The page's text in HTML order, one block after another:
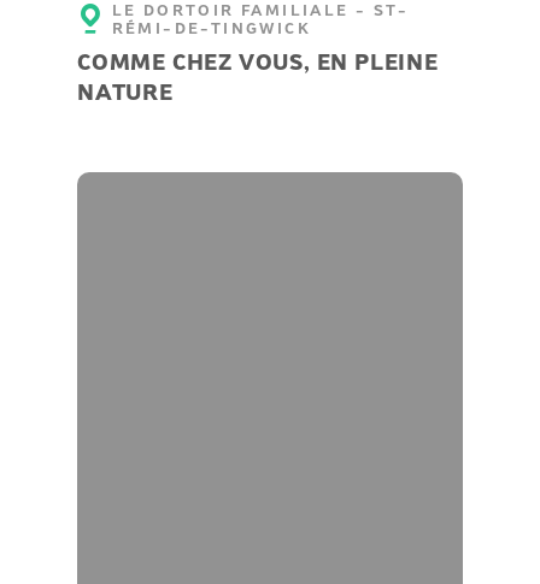
LE DORTOIR FAMILIALE - ST-
RÉMI-DE-TINGWICK
COMME CHEZ VOUS, EN PLEINE
NATURE